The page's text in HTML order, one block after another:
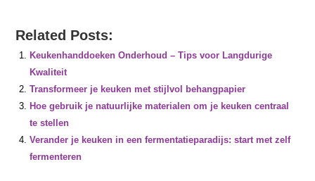
Related Posts:
Keukenhanddoeken Onderhoud – Tips voor Langdurige
Kwaliteit
Transformeer je keuken met stijlvol behangpapier
Hoe gebruik je natuurlijke materialen om je keuken centraal
te stellen
Verander je keuken in een fermentatieparadijs: start met zelf
fermenteren